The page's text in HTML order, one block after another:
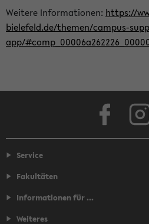
Weitere Informationen: https://
bielefeld.de/themen/campus-
app/
Service
Fakultäten
Informationen für ...
Weiteres